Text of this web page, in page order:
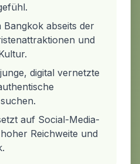
Bangkok abseits der
und
digital vernetzte
auf Social-Media-
Reichweite und